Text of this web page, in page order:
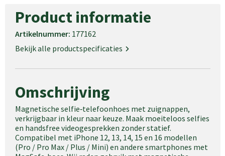
Product informatie
Artikelnummer: 177162
Bekijk alle productspecificaties
Omschrijving
Magnetische selfie‑telefoonhoes met zuignappen,
verkrijgbaar in kleur naar keuze. Maak moeiteloos selfies
en handsfree videogesprekken zonder statief.
Compatibel met iPhone 12, 13, 14, 15 en 16 modellen
(Pro / Pro Max / Plus / Mini) en andere smartphones met